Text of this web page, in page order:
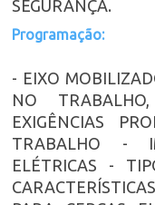
SEGURANÇA.
Programação:
- EIXO
NO
EXIGÊNCIAS
TRABALHO -
ELÉTRICAS -